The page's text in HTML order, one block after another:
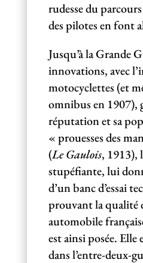
rudesse du
des pilotes en font
Jusqu’à la Grande
innovations, avec
motocyclettes (et
omnibus en 1907),
réputation et sa
« prouesses des
(Le Gaulois, 1913),
stupéfiante, lui
d’un banc d’essai
prouvant la qualité
automobile
est ainsi posée. Elle
dans l’entre-deux-